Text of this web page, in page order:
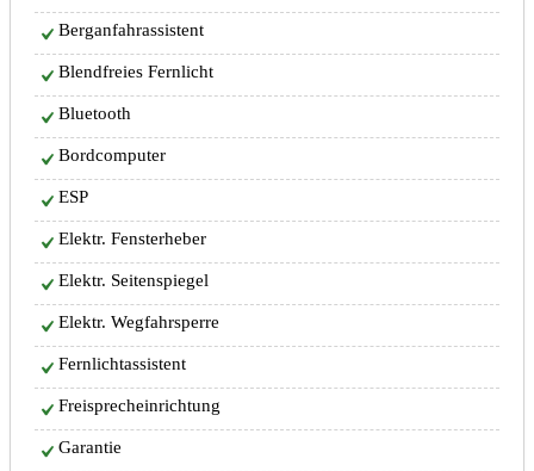
Berganfahrassistent
Blendfreies Fernlicht
Bluetooth
Bordcomputer
ESP
Elektr. Fensterheber
Elektr. Seitenspiegel
Elektr. Wegfahrsperre
Fernlichtassistent
Freisprecheinrichtung
Garantie